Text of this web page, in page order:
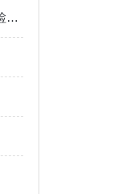
Millipore发光液：多场景高灵敏检测的核心试剂支撑